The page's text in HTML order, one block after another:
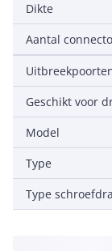
Dikte
Aantal
Model
Type
Type